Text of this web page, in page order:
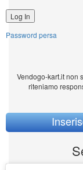
Password persa
Vendogo-kart.it non
riteniamo